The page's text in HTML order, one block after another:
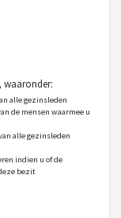
waaronder:
alle gezinsleden
de mensen waarmee u
alle gezinsleden
indien u of de
bezit